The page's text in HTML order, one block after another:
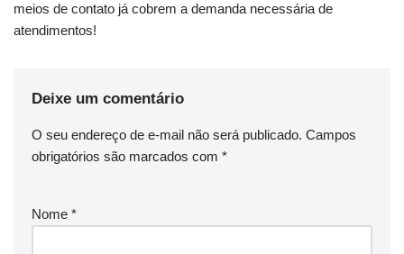
meios de contato já cobrem a demanda necessária de
atendimentos!
Deixe um comentário
O seu endereço de e-mail não será publicado. Campos
obrigatórios são marcados com *
Nome *